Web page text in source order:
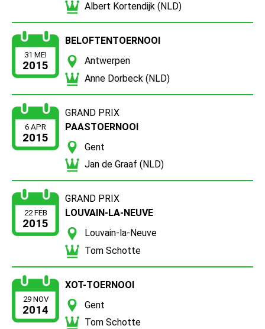
Albert Kortendijk (NLD)
31 MEI
2015
BELOFTENTOERNOOI
Antwerpen
Anne Dorbeck (NLD)
6 APR
2015
GRAND PRIX
PAASTOERNOOI
Gent
Jan de Graaf (NLD)
22 FEB
2015
GRAND PRIX
LOUVAIN-LA-NEUVE
Louvain-la-Neuve
Tom Schotte
29 NOV
2014
XOT-TOERNOOI
Gent
Tom Schotte